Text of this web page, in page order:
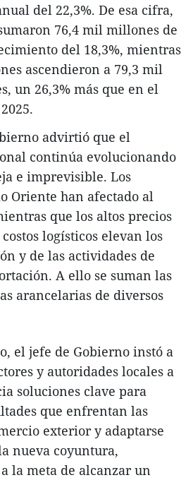
del 22,3%. De esa cifra,
76,4 mil millones de
del 18,3%, mientras
ascendieron a 79,3 mil
un 26,3% más que en el
advirtió que el
continúa evolucionando
e imprevisible. Los
Oriente han afectado al
que los altos precios
logísticos elevan los
y de las actividades de
A ello se suman las
arancelarias de diversos
el jefe de Gobierno instó a
y autoridades locales a
soluciones clave para
que enfrentan las
exterior y adaptarse
nueva coyuntura,
la meta de alcanzar un